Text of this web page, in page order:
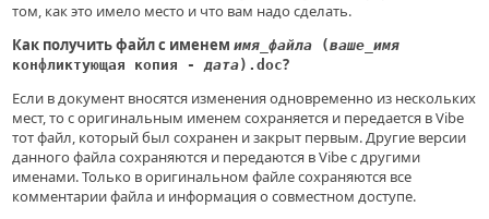
том, как это имело место и что вам надо сделать.
Как получить файл с именемимя_файла (ваше_имя
конфликтующая копия -дата).doc?
Если в документ вносятся изменения одновременно из нескольких
мест, то с оригинальным именем сохраняется и передается в Vibe
тот файл, который был сохранен и закрыт первым. Другие версии
данного файла сохраняются и передаются в Vibe с другими
именами. Только в оригинальном файле сохраняются все
комментарии файла и информация о совместном доступе.